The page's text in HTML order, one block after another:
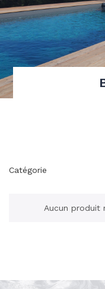
Catégorie
Aucun produit